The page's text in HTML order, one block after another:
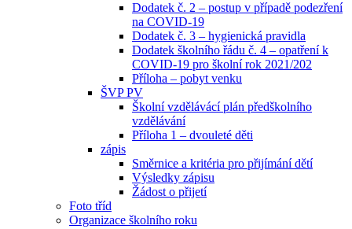
Dodatek č. 2 – postup v případě podezření
na COVID-19
Dodatek č. 3 – hygienická pravidla
Dodatek školního řádu č. 4 – opatření k
COVID-19 pro školní rok 2021/202
Příloha – pobyt venku
ŠVP PV
Školní vzdělávácí plán předškolního
vzdělávání
Příloha 1 – dvouleté děti
zápis
Směrnice a kritéria pro přijímání dětí
Výsledky zápisu
Žádost o přijetí
Foto tříd
Organizace školního roku